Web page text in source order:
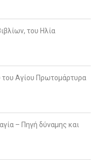
του Ηλία
του Αγίου Πρωτομάρτυρα
– Πηγή δύναμης και